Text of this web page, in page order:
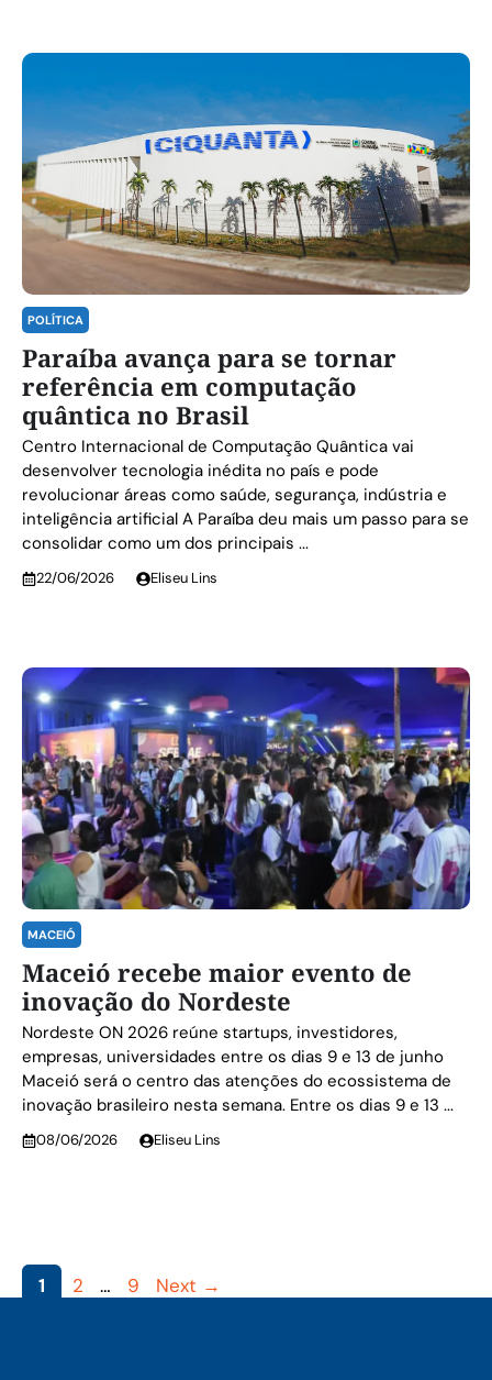
POLÍTICA
Paraíba avança para se tornar
referência em computação
quântica no Brasil
Centro Internacional de Computação Quântica vai
desenvolver tecnologia inédita no país e pode
revolucionar áreas como saúde, segurança, indústria e
inteligência artificial A Paraíba deu mais um passo para se
consolidar como um dos principais ...
22/06/2026 Eliseu Lins
MACEIÓ
Maceió recebe maior evento de
inovação do Nordeste
Nordeste ON 2026 reúne startups, investidores,
empresas, universidades entre os dias 9 e 13 de junho
Maceió será o centro das atenções do ecossistema de
inovação brasileiro nesta semana. Entre os dias 9 e 13 ...
08/06/2026 Eliseu Lins
Page
1 Page
2 … Page
9 Next →